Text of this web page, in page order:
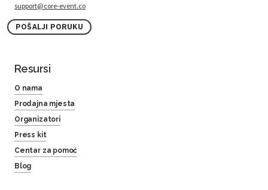
support@core-event.co
POŠALJI PORUKU
Resursi
O nama
Prodajna mjesta
Organizatori
Press kit
Centar za pomoć
Blog